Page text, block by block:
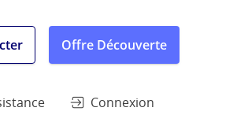
Offre Découverte
Connexion